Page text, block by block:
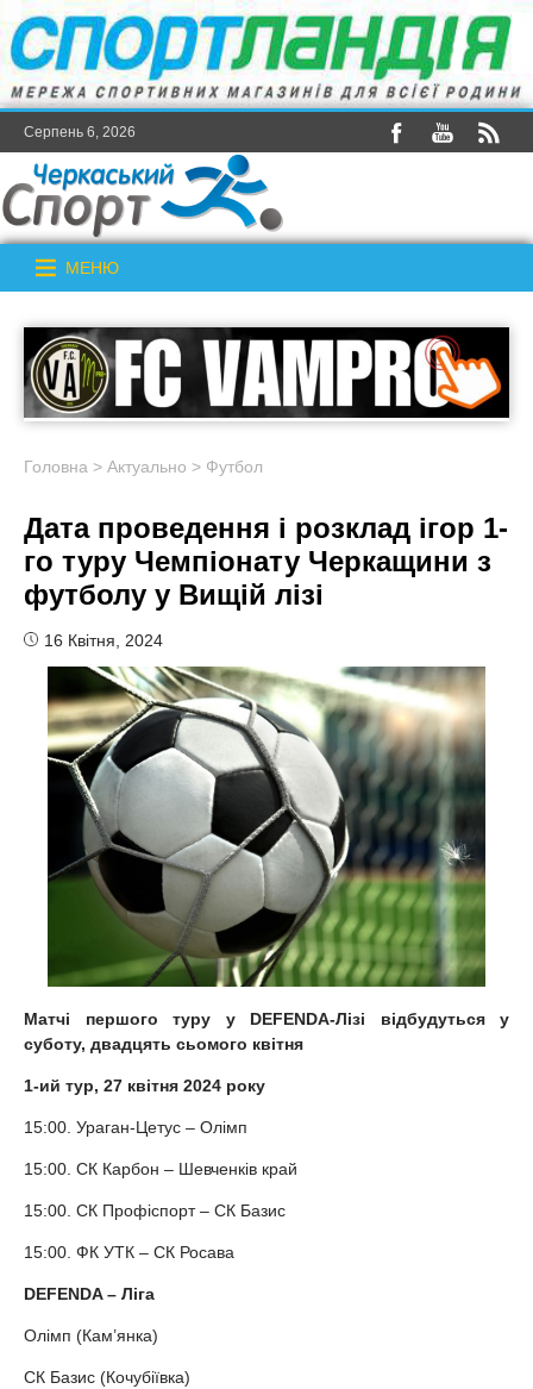
Серпень 6, 2026
МЕНЮ
Головна > Актуально > Футбол
Дата проведення і розклад ігор 1-
го туру Чемпіонату Черкащини з
футболу у Вищій лізі
16 Квітня, 2024
Матчі першого туру у DEFENDA-Лізі відбудуться у
суботу, двадцять сьомого квітня
1-ий тур, 27 квітня 2024 року
15:00. Ураган-Цетус – Олімп
15:00. СК Карбон – Шевченків край
15:00. СК Профіспорт – СК Базис
15:00. ФК УТК – СК Росава
DEFENDA – Ліга
Олімп (Кам’янка)
СК Базис (Кочубіївка)